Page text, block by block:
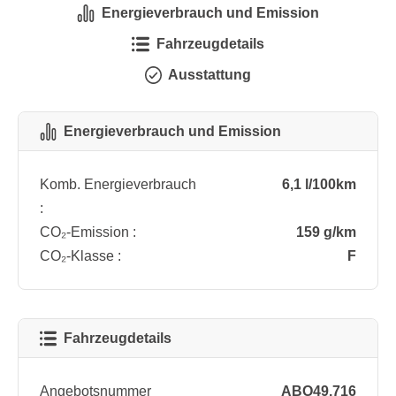
Energieverbrauch und Emission
Fahrzeugdetails
Ausstattung
Energieverbrauch und Emission
Komb. Energieverbrauch
:
6,1 l/100km
CO₂-Emission :
159 g/km
CO₂-Klasse :
F
Fahrzeugdetails
Angebotsnummer ABO49.716